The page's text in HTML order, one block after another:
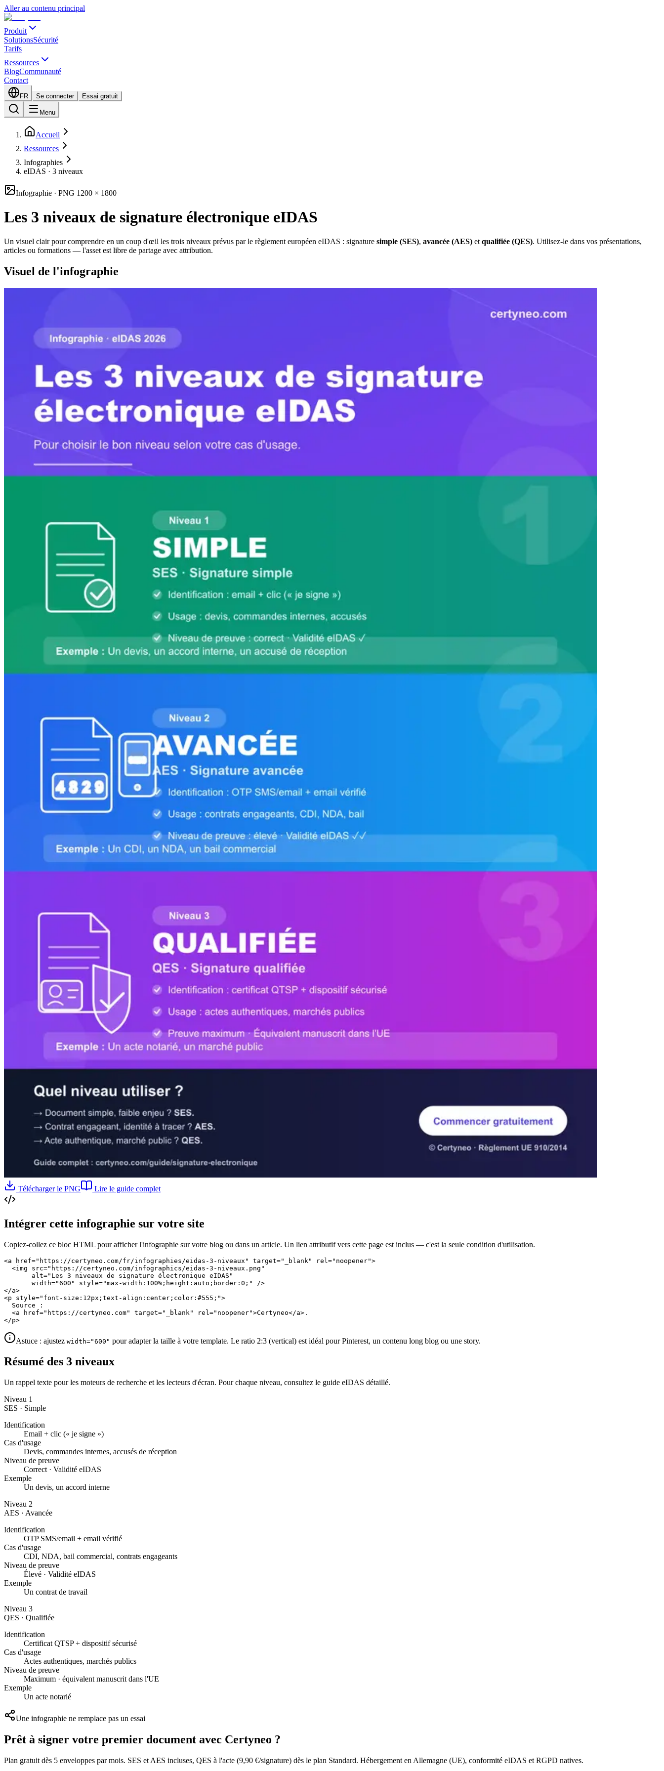
Aller au contenu principal
Produit
SolutionsSécurité
Tarifs
Ressources
BlogCommunauté
Contact
FR Se connecter Essai gratuit
Menu
Accueil
Ressources
Infographies
eIDAS · 3 niveaux
Infographie · PNG 1200 × 1800
Les 3 niveaux de signature électronique eIDAS
Un visuel clair pour comprendre en un coup d'œil les trois niveaux prévus par le règlement européen eIDAS : signature simple (SES), avancée (AES) et qualifiée (QES). Utilisez-le dans vos présentations,
articles ou formations — l'asset est libre de partage avec attribution.
Visuel de l'infographie
Télécharger le PNG Lire le guide complet
Intégrer cette infographie sur votre site
Copiez-collez ce bloc HTML pour afficher l'infographie sur votre blog ou dans un article. Un lien attributif vers cette page est inclus — c'est la seule condition d'utilisation.
<a href="https://certyneo.com/fr/infographies/eidas-3-niveaux" target="_blank" rel="noopener">
  <img src="https://certyneo.com/infographics/eidas-3-niveaux.png"
       alt="Les 3 niveaux de signature électronique eIDAS"
       width="600" style="max-width:100%;height:auto;border:0;" />
</a>
<p style="font-size:12px;text-align:center;color:#555;">
  Source :
  <a href="https://certyneo.com" target="_blank" rel="noopener">Certyneo</a>.
</p>
Astuce : ajustez width="600" pour adapter la taille à votre template. Le ratio 2:3 (vertical) est idéal pour Pinterest, un contenu long blog ou une story.
Résumé des 3 niveaux
Un rappel texte pour les moteurs de recherche et les lecteurs d'écran. Pour chaque niveau, consultez le guide eIDAS détaillé.
Niveau 1
SES · Simple
Identification
Email + clic (« je signe »)
Cas d'usage
Devis, commandes internes, accusés de réception
Niveau de preuve
Correct · Validité eIDAS
Exemple
Un devis, un accord interne
Niveau 2
AES · Avancée
Identification
OTP SMS/email + email vérifié
Cas d'usage
CDI, NDA, bail commercial, contrats engageants
Niveau de preuve
Élevé · Validité eIDAS
Exemple
Un contrat de travail
Niveau 3
QES · Qualifiée
Identification
Certificat QTSP + dispositif sécurisé
Cas d'usage
Actes authentiques, marchés publics
Niveau de preuve
Maximum · équivalent manuscrit dans l'UE
Exemple
Un acte notarié
Une infographie ne remplace pas un essai
Prêt à signer votre premier document avec Certyneo ?
Plan gratuit dès 5 enveloppes par mois. SES et AES incluses, QES à l'acte (9,90 €/signature) dès le plan Standard. Hébergement en Allemagne (UE), conformité eIDAS et RGPD natives.